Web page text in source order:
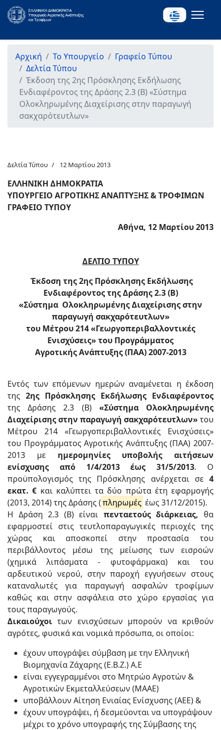
Αρχική Το Υπουργείο
Γραφείο Τύπου
Δελτία Τύπου
Έκδοση της 2ης Πρόσκλησης Εκδήλωσης
Ενδιαφέροντος της Δράσης 2.3 (Β) «Σύστημα
Ολοκληρωμένης Διαχείρισης στην παραγωγή
σακχαρότευτλων»
Δελτία Τύπου 12 Μαρτίου 2013
ΕΛΛΗΝΙΚΗ ΔΗΜΟΚΡΑΤΙΑ
ΥΠΟΥΡΓΕΙΟ ΑΓΡΟΤΙΚΗΣ ΑΝΑΠΤΥΞΗΣ & ΤΡΟΦΙΜΩΝ
ΓΡΑΦΕΙΟ ΤΥΠΟΥ
Αθήνα, 12 Μαρτίου 2013
ΔΕΛΤΙΟ ΤΥΠΟΥ
Έκδοση της 2ης Πρόσκλησης Εκδήλωσης
Ενδιαφέροντος της Δράσης 2.3 (Β)
«Σύστημα Ολοκληρωμένης Διαχείρισης στην
παραγωγή σακχαρότευτλων»
του Μέτρου 214 «Γεωργοπεριβαλλοντικές
Ενισχύσεις» του Προγράμματος
Αγροτικής Ανάπτυξης (ΠΑΑ) 2007-2013
Εντός των επόμενων ημερών αναμένεται η έκδοση
της 2ης Πρόσκλησης Εκδήλωσης Ενδιαφέροντος
της Δράσης 2.3 (Β) «Σύστημα Ολοκληρωμένης
Διαχείρισης στην παραγωγή σακχαρότευτλων» του
Μέτρου 214 «Γεωργοπεριβαλλοντικές Ενισχύσεις»
του Προγράμματος Αγροτικής Ανάπτυξης (ΠΑΑ) 2007-
2013 με ημερομηνίες υποβολής αιτήσεων
ενίσχυσης από 1/4/2013 έως 31/5/2013. Ο
προϋπολογισμός της Πρόσκλησης ανέρχεται σε4
εκατ. € και καλύπτει τα δύο πρώτα έτη εφαρμογής
(2013, 2014) της Δράσης (πληρωμές έως 31/12/2015).
Η Δράση 2.3 (Β) είναι πενταετούς διάρκειας, θα
εφαρμοστεί στις τευτλοπαραγωγικές περιοχές της
χώρας και αποσκοπεί στην προστασία του
περιβάλλοντος μέσω της μείωσης των εισροών
(χημικά λιπάσματα - φυτοφάρμακα) και του
αρδευτικού νερού, στην παροχή εγγυήσεων στους
καταναλωτές για παραγωγή ασφαλών τροφίμων
καθώς και στην ασφάλεια στο χώρο εργασίας για
τους παραγωγούς.
Δικαιούχοι των ενισχύσεων μπορούν να κριθούν
αγρότες, φυσικά και νομικά πρόσωπα, οι οποίοι:
έχουν υπογράψει σύμβαση με την Ελληνική
Βιομηχανία Ζάχαρης (Ε.Β.Ζ.) Α.Ε
είναι εγγεγραμμένοι στο Μητρώο Αγροτών &
Αγροτικών Εκμεταλλεύσεων (ΜΑΑΕ)
υποβάλλουν Αίτηση Ενιαίας Ενίσχυσης (ΑΕΕ) &
έχουν υπογράψει, ή δεσμεύονται να υπογράψουν
μέχρι το χρόνο υπογραφής της Σύμβασης της